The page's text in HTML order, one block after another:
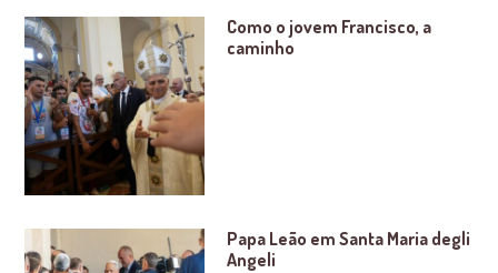
Como o jovem Francisco, a
caminho
Papa Leão em Santa Maria degli
Angeli